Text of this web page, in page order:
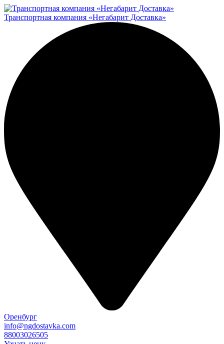
Транспортная компания «Негабарит Доставка»
Оренбург
info@ngdostavka.com
88003026505